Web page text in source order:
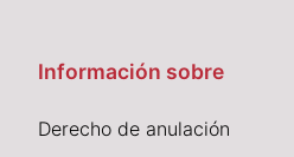
Información sobre
Derecho de anulación